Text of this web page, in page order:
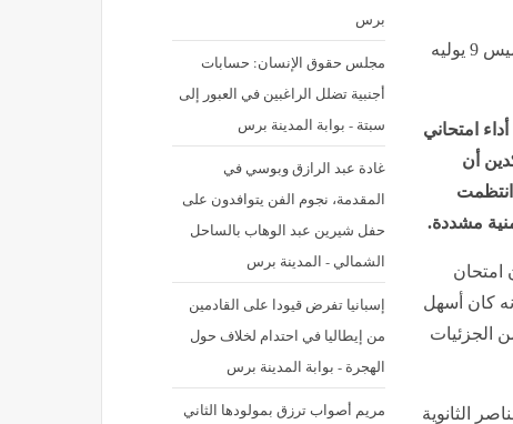
برس
مجلس حقوق الإنسان: حسابات
أجنبية تضلل الراغبين في العبور إلى
سبتة - بوابة المدينة برس
غادة عبد الرازق وبوسي في
المقدمة، نجوم الفن يتوافدون على
حفل شيرين عبد الوهاب بالساحل
الشمالي - المدينة برس
إسبانيا تفرض قيودا على القادمين
من إيطاليا في احتدام لخلاف حول
الهجرة - بوابة المدينة برس
مريم أصواب ترزق بمولودها الثاني
نشر في: الخميس 9 يوليه 2026 - 1:43 م | آخر تحديث: الخميس 9 يوليه
امتحاني
أن
مشددة.
امتحان
كان أسهل
الجزئيات
الثانوية